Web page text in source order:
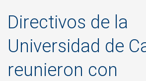
Directivos de la
Universidad de
reunieron con